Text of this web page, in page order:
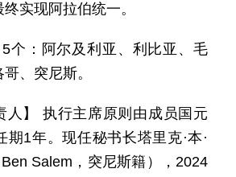
实现阿拉伯统一。
5个：阿尔及利亚、利比亚、毛
、突尼斯。
人】 执行主席原则由成员国元
期1年。现任秘书长塔里克·本·
Salem，突尼斯籍），2024